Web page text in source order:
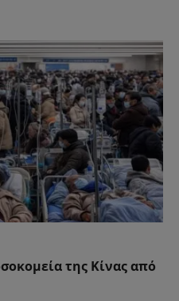
της Κίνας από